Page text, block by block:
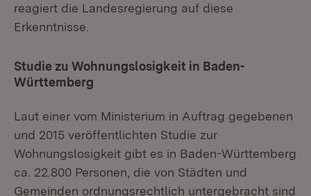
reagiert die Landesregierung auf diese
Erkenntnisse.
Studie zu Wohnungslosigkeit in Baden-
Württemberg
Laut einer vom Ministerium in Auftrag gegebenen
und 2015 veröffentlichten Studie zur
Wohnungslosigkeit gibt es in Baden-Württemberg
ca. 22.800 Personen, die von Städten und
Gemeinden ordnungsrechtlich untergebracht sind